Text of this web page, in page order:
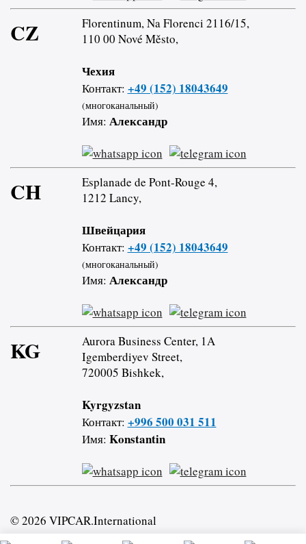
CZ
Florentinum, Na Florenci 2116/15,
110 00 Nové Město,
Чехия
Контакт: +49 (152) 18043649
(многоканальный)
Имя: Александр
CH
Esplanade de Pont-Rouge 4,
1212 Lancy,
Швейцария
Контакт: +49 (152) 18043649
(многоканальный)
Имя: Александр
KG
Aurora Business Center, 1A
Igemberdiyev Street,
720005 Bishkek,
Kyrgyzstan
Контакт: +996 500 031 511
Имя: Konstantin
© 2026 VIPCAR.International